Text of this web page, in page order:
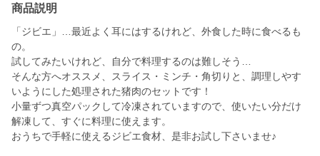
商品説明
「ジビエ」…最近よく耳にはするけれど、外食した時に食べるも
の。
試してみたいけれど、自分で料理するのは難しそう…
そんな方へオススメ、スライス・ミンチ・角切りと、調理しやす
いようにした処理された猪肉のセットです！
小量ずつ真空パックして冷凍されていますので、使いたい分だけ
解凍して、すぐに料理に使えます。
おうちで手軽に使えるジビエ食材、是非お試し下さいませ♪